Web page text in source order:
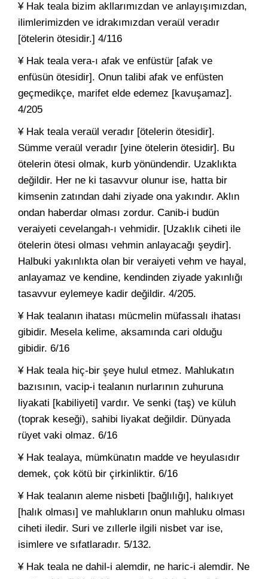
¥ Hak teala bizim akllarımızdan ve anlayışımızdan,
ilimlerimizden ve idrakımızdan veraül veradır
[ötelerin ötesidir.] 4/116
¥ Hak teala vera-ı afak ve enfüstür [afak ve
enfüsün ötesidir]. Onun talibi afak ve enfüsten
geçmedikçe, marifet elde edemez [kavuşamaz].
4/205
¥ Hak teala veraül veradır [ötelerin ötesidir].
Sümme veraül veradır [yine ötelerin ötesidir]. Bu
ötelerin ötesi olmak, kurb yönündendir. Uzaklıkta
değildir. Her ne ki tasavvur olunur ise, hatta bir
kimsenin zatından dahi ziyade ona yakındır. Aklın
ondan haberdar olması zordur. Canib-i budün
veraiyeti cevelangah-ı vehmidir. [Uzaklık ciheti ile
ötelerin ötesi olması vehmin anlayacağı şeydir].
Halbuki yakınlıkta olan bir veraiyeti vehm ve hayal,
anlayamaz ve kendine, kendinden ziyade yakınlığı
tasavvur eylemeye kadir değildir. 4/205.
¥ Hak tealanın ihatası mücmelin müfassalı ihatası
gibidir. Mesela kelime, aksamında cari olduğu
gibidir. 6/16
¥ Hak teala hiç-bir şeye hulul etmez. Mahlukatın
bazısının, vacip-i tealanın nurlarının zuhuruna
liyakati [kabiliyeti] vardır. Ve senki (taş) ve küluh
(toprak keseği), sahibi liyakat değildir. Dünyada
rüyet vaki olmaz. 6/16
¥ Hak tealaya, mümkünatın madde ve heyulasıdır
demek, çok kötü bir çirkinliktir. 6/16
¥ Hak tealanın aleme nisbeti [bağlılığı], halıkıyet
[halık olması] ve mahlukların onun mahluku olması
ciheti iledir. Suri ve zıllerle ilgili nisbet var ise,
isimlere ve sıfatlaradır. 5/132.
¥ Hak teala ne dahil-i alemdir, ne haric-i alemdir. Ne